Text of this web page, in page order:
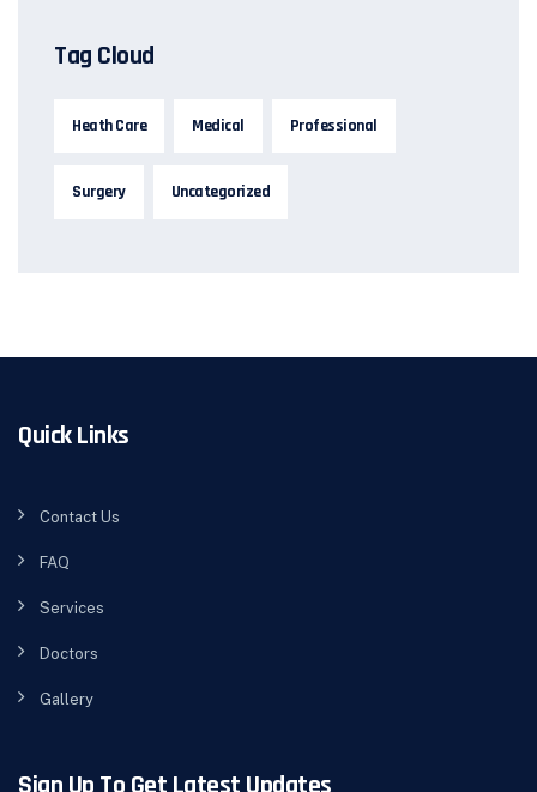
Tag Cloud
Heath Care Medical Professional
Surgery Uncategorized
Quick Links
Contact Us
FAQ
Services
Doctors
Gallery